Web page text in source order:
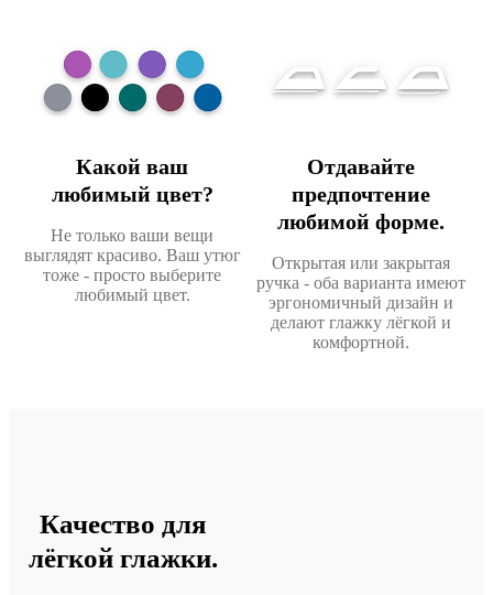
Какой ваш
любимый цвет?
Не только ваши вещи
выглядят красиво. Ваш утюг
тоже - просто выберите
любимый цвет.
Отдавайте
предпочтение
любимой форме.
Открытая или закрытая
ручка - оба варианта имеют
эргономичный дизайн и
делают глажку лёгкой и
комфортной.
Качество для
лёгкой глажки.